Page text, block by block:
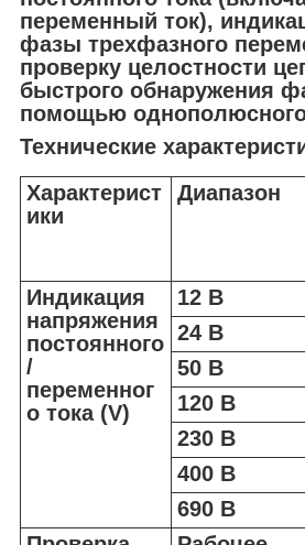
переменный ток),
фазы трехфазного
проверку целостности
быстрого обнаружения
помощью
Технические
Характерист
ики
Диапазон
Индикация
напряжения
постоянного
/
переменног
о тока (V)
12 В
24 В
50 В
120 В
230 В
400 В
690 В